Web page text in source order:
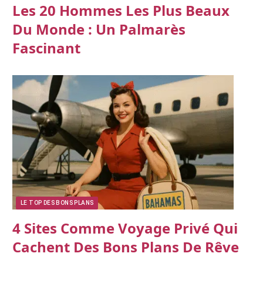
Les 20 Hommes Les Plus Beaux
Du Monde : Un Palmarès
Fascinant
LE TOP DES BONS PLANS
4 Sites Comme Voyage Privé Qui
Cachent Des Bons Plans De Rêve